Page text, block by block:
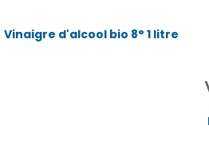
Vinaigre d'alcool bio 8° 1 litre